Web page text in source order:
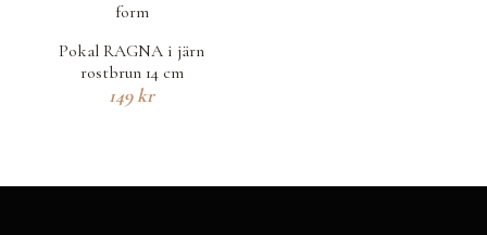
Pokal RAGNA i järn
rostbrun 14 cm
149kr